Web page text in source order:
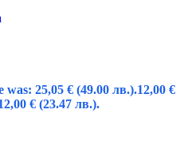
25,05 € (49.00 лв.).12,00 €
€ (23.47 лв.).